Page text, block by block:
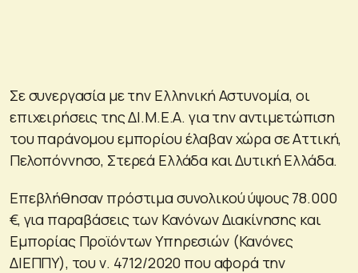
Σε συνεργασία με την Ελληνική Αστυνομία, οι
επιχειρήσεις της ΔΙ.Μ.Ε.Α. για την αντιμετώπιση
του παράνομου εμπορίου έλαβαν χώρα σε Αττική,
Πελοπόννησο, Στερεά Ελλάδα και Δυτική Ελλάδα.
Επεβλήθησαν πρόστιμα συνολικού ύψους 78.000
€, για παραβάσεις των Κανόνων Διακίνησης και
Εμπορίας Προϊόντων Υπηρεσιών (Κανόνες
ΔΙΕΠΠΥ), του ν. 4712/2020 που αφορά την